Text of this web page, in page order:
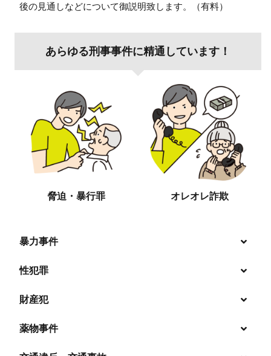
後の見通しなどについて御説明致します。（有料）
あらゆる刑事事件に精通しています！
脅迫・暴行罪 オレオレ詐欺
暴力事件
性犯罪
財産犯
薬物事件